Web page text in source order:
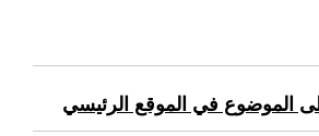
الموضوع في الموقع الرئيسي